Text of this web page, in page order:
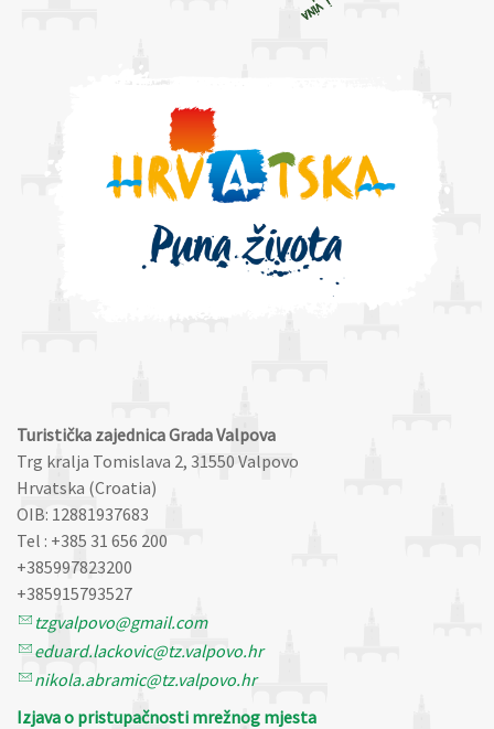
Turistička zajednica Grada Valpova
Trg kralja Tomislava 2, 31550 Valpovo
Hrvatska (Croatia)
OIB: 12881937683
Tel : +385 31 656 200
+385997823200
+385915793527
tzgvalpovo@gmail.com
eduard.lackovic@tz.valpovo.hr
nikola.abramic@tz.valpovo.hr
Izjava o pristupačnosti mrežnog mjesta